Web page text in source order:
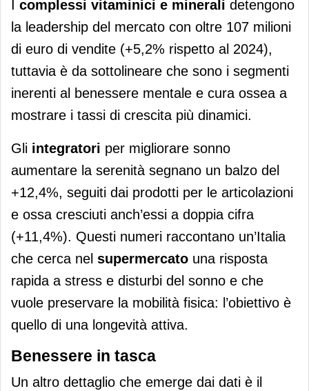
complessi vitaminici e minerali detengono
la leadership del mercato con oltre 107 milioni
di euro di vendite (+5,2% rispetto al 2024),
tuttavia è da sottolineare che sono i segmenti
inerenti al benessere mentale e cura ossea a
mostrare i tassi di crescita più dinamici.
Gli integratori per migliorare sonno
aumentare la serenità segnano un balzo del
+12,4%, seguiti dai prodotti per le articolazioni
e ossa cresciuti anch’essi a doppia cifra
(+11,4%). Questi numeri raccontano un’Italia
che cerca nel supermercato una risposta
rapida a stress e disturbi del sonno e che
vuole preservare la mobilità fisica: l’obiettivo è
quello di una longevità attiva.
Benessere in tasca
Un altro dettaglio che emerge dai dati è il